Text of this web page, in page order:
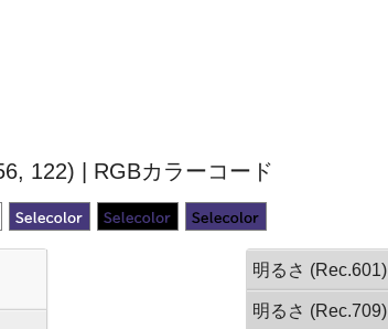
122) | RGBカラーコード
明るさ (Rec.601)
明るさ (Rec.709)